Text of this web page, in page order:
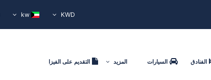
KWD
الفنادق السيارات المزيد التقديم على الفيزا